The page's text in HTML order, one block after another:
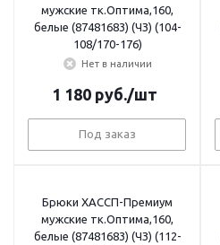
мужские тк.Оптима,160,
белые (87481683) (ЧЗ) (104-
108/170-176)
Нет в наличии
1 180руб./шт
Под заказ
Брюки ХАССП-Премиум
мужские тк.Оптима,160,
белые (87481683) (ЧЗ) (112-